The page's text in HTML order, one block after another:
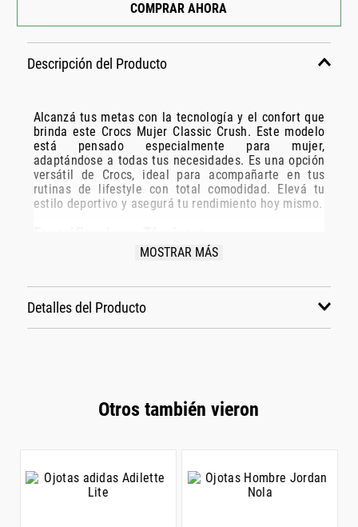
COMPRAR AHORA
Descripción del Producto
Alcanzá tus metas con la tecnología y el confort que
brinda este Crocs Mujer Classic Crush. Este modelo
está pensado especialmente para mujer,
adaptándose a todas tus necesidades. Es una opción
versátil de Crocs, ideal para acompañarte en tus
rutinas de lifestyle con total comodidad. Elevá tu
estilo deportivo y asegurá tu rendimiento hoy mismo.
Grupo: calzado
MOSTRAR MÁS
Detalles del Producto
Otros también vieron